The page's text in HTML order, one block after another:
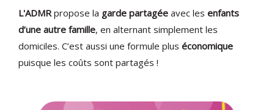
L'ADMR propose la garde partagée avec les enfants
d’une autre famille, en alternant simplement les
domiciles. C’est aussi une formule plus économique
puisque les coûts sont partagés !